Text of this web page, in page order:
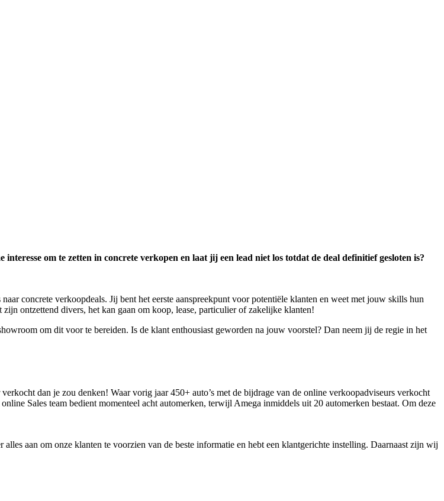
om te zetten in concrete verkopen en laat jij een lead niet los totdat de deal definitief gesloten is?
concrete verkoopdeals. Jij bent het eerste aanspreekpunt voor potentiële klanten en weet met jouw skills hun
ontzettend divers, het kan gaan om koop, lease, particulier of zakelijke klanten!
om dit voor te bereiden. Is de klant enthousiast geworden na jouw voorstel? Dan neem jij de regie in het
dan je zou denken! Waar vorig jaar 450+ auto’s met de bijdrage van de online verkoopadviseurs verkocht
Sales team bedient momenteel acht automerken, terwijl Amega inmiddels uit 20 automerken bestaat. Om deze
aan om onze klanten te voorzien van de beste informatie en hebt een klantgerichte instelling. Daarnaast zijn wij